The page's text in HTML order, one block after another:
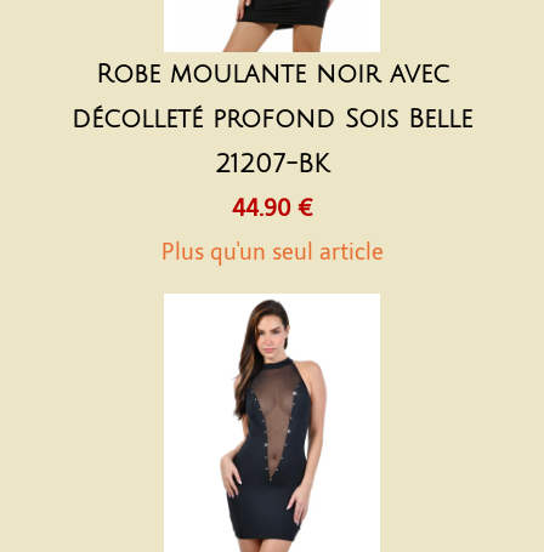
Robe moulante noir avec
décolleté profond Sois Belle
21207-BK
44.90 €
Plus qu'un seul article